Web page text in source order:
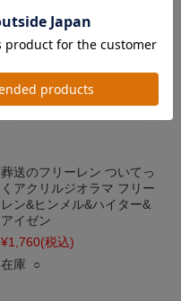
葬送のフリーレン ついてっ
くアクリルジオラマ フリー
レン&ヒンメル&ハイター&
アイゼン
¥1,760(税込)
在庫 ○